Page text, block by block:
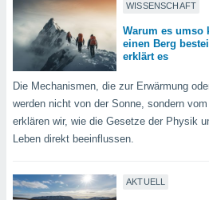
Inhalte
Weitere
finden
. Sie
jederzeit
Rand
WISSENSCHAFT
Warum es umso
einen Berg
erklärt es
Die Mechanismen, die zur Erwärmung
werden nicht von der Sonne, sondern
erklären wir, wie die Gesetze der Physik
Leben direkt beeinflussen.
AKTUELL